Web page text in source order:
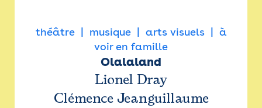
théâtre musique arts visuels
à
voir en famille
Olalaland
Lionel Dray
Clémence Jeanguillaume